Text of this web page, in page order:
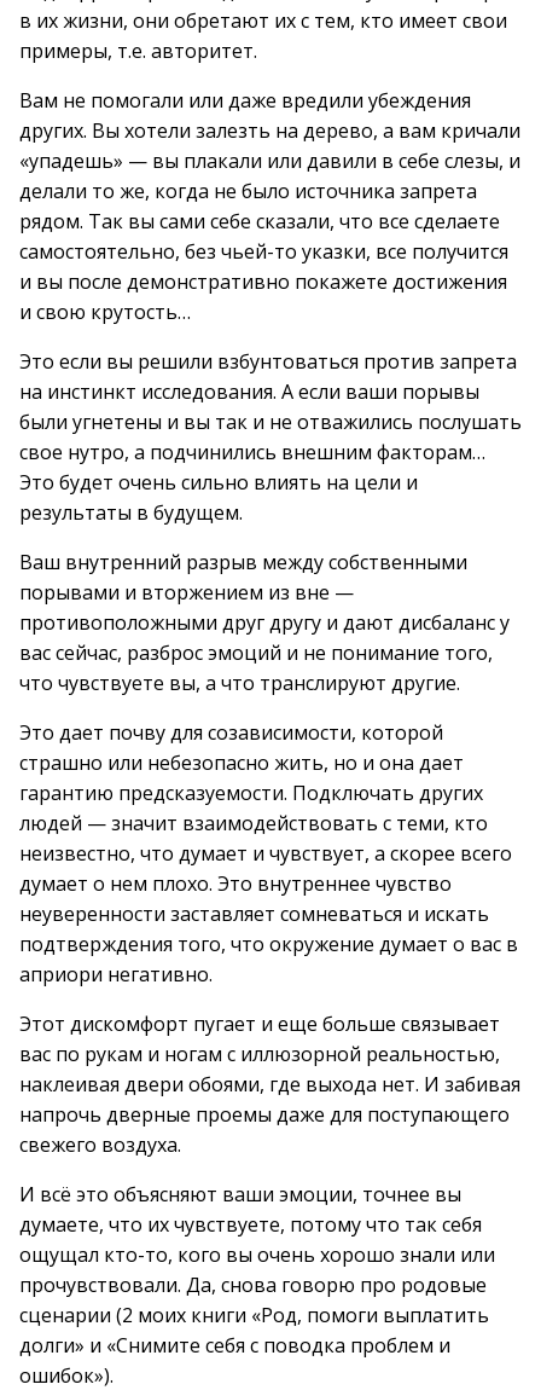
в их жизни, они обретают их с тем, кто имеет свои
примеры, т.е. авторитет.
Вам не помогали или даже вредили убеждения
других. Вы хотели залезть на дерево, а вам кричали
«упадешь» — вы плакали или давили в себе слезы, и
делали то же, когда не было источника запрета
рядом. Так вы сами себе сказали, что все сделаете
самостоятельно, без чьей-то указки, все получится
и вы после демонстративно покажете достижения
и свою крутость…
Это если вы решили взбунтоваться против запрета
на инстинкт исследования. А если ваши порывы
были угнетены и вы так и не отважились послушать
свое нутро, а подчинились внешним факторам…
Это будет очень сильно влиять на цели и
результаты в будущем.
Ваш внутренний разрыв между собственными
порывами и вторжением из вне —
противоположными друг другу и дают дисбаланс у
вас сейчас, разброс эмоций и не понимание того,
что чувствуете вы, а что транслируют другие.
Это дает почву для созависимости, которой
страшно или небезопасно жить, но и она дает
гарантию предсказуемости. Подключать других
людей — значит взаимодействовать с теми, кто
неизвестно, что думает и чувствует, а скорее всего
думает о нем плохо. Это внутреннее чувство
неуверенности заставляет сомневаться и искать
подтверждения того, что окружение думает о вас в
априори негативно.
Этот дискомфорт пугает и еще больше связывает
вас по рукам и ногам с иллюзорной реальностью,
наклеивая двери обоями, где выхода нет. И забивая
напрочь дверные проемы даже для поступающего
свежего воздуха.
И всё это объясняют ваши эмоции, точнее вы
думаете, что их чувствуете, потому что так себя
ощущал кто-то, кого вы очень хорошо знали или
прочувствовали. Да, снова говорю про родовые
сценарии (2 моих книги «Род, помоги выплатить
долги» и «Снимите себя с поводка проблем и
ошибок»).